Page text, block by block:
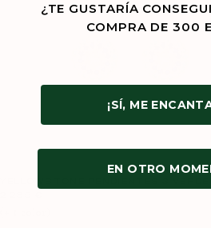
¿TE GUSTARÍA
COMPRA DE 300
¡SÍ, ME
EN OTRO